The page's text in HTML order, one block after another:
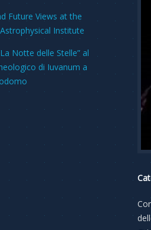
Future Views at the
Institute
Notte delle Stelle” al
di Iuvanum a